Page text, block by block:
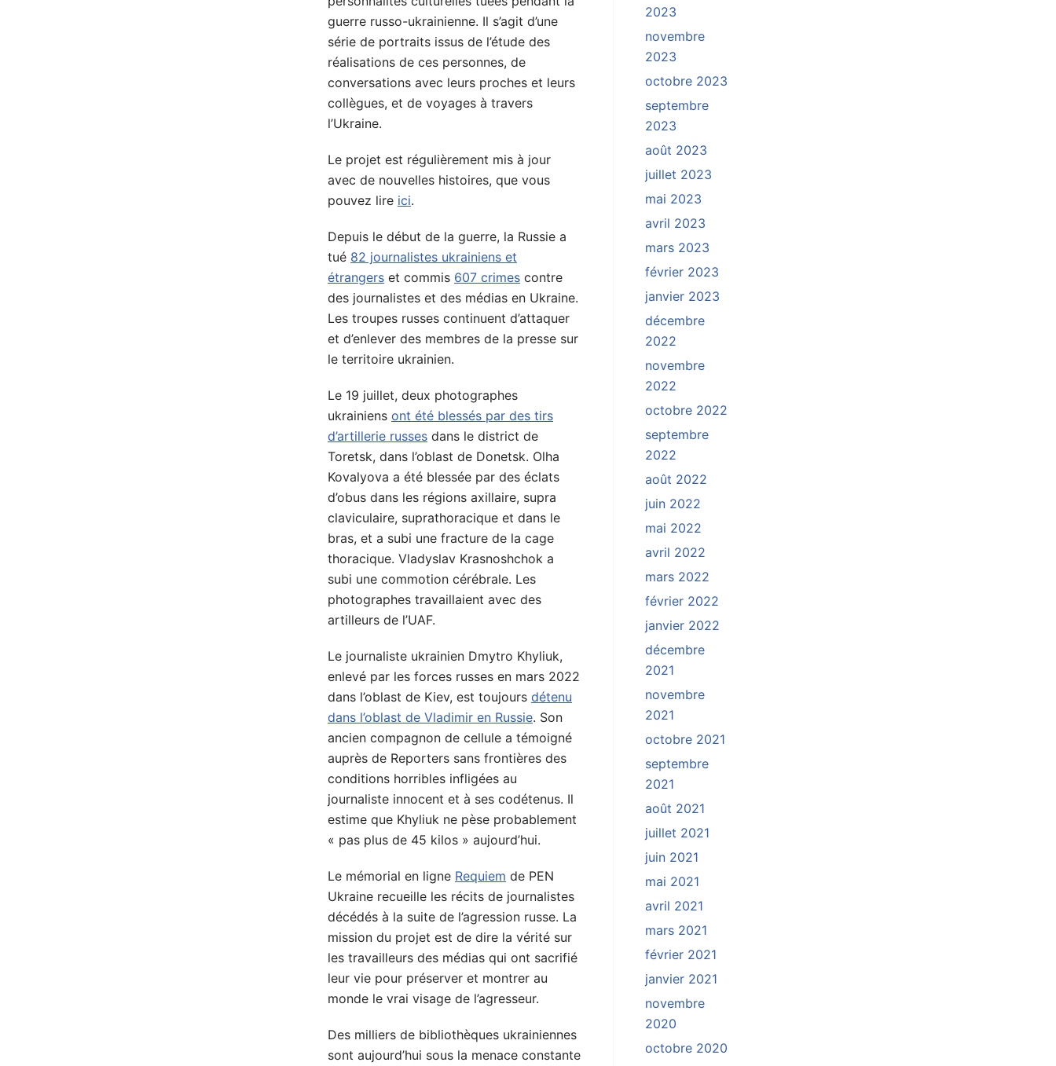
guerre russo-ukrainienne. Il s’agit d’une
série de portraits issus de l’étude des
réalisations de ces personnes, de
conversations avec leurs proches et leurs
collègues, et de voyages à travers
l’Ukraine.
Le projet est régulièrement mis à jour
avec de nouvelles histoires, que vous
pouvez lire ici.
Depuis le début de la guerre, la Russie a
tué 82 journalistes ukrainiens et
étrangers et commis 607 crimes contre
des journalistes et des médias en Ukraine.
Les troupes russes continuent d’attaquer
et d’enlever des membres de la presse sur
le territoire ukrainien.
Le 19 juillet, deux photographes
ukrainiens ont été blessés par des tirs
d’artillerie russes dans le district de
Toretsk, dans l’oblast de Donetsk. Olha
Kovalyova a été blessée par des éclats
d’obus dans les régions axillaire, supra
claviculaire, suprathoracique et dans le
bras, et a subi une fracture de la cage
thoracique. Vladyslav Krasnoshchok a
subi une commotion cérébrale. Les
photographes travaillaient avec des
artilleurs de l’UAF.
Le journaliste ukrainien Dmytro Khyliuk,
enlevé par les forces russes en mars 2022
dans l’oblast de Kiev, est toujours détenu
dans l’oblast de Vladimir en Russie. Son
ancien compagnon de cellule a témoigné
auprès de Reporters sans frontières des
conditions horribles infligées au
journaliste innocent et à ses codétenus. Il
estime que Khyliuk ne pèse probablement
« pas plus de 45 kilos » aujourd’hui.
Le mémorial en ligne Requiem de PEN
Ukraine recueille les récits de journalistes
décédés à la suite de l’agression russe. La
mission du projet est de dire la vérité sur
les travailleurs des médias qui ont sacrifié
leur vie pour préserver et montrer au
monde le vrai visage de l’agresseur.
Des milliers de bibliothèques ukrainiennes
sont aujourd’hui sous la menace constante
2023
novembre
2023
octobre 2023
septembre
2023
août 2023
juillet 2023
mai 2023
avril 2023
mars 2023
février 2023
janvier 2023
décembre
2022
novembre
2022
octobre 2022
septembre
2022
août 2022
juin 2022
mai 2022
avril 2022
mars 2022
février 2022
janvier 2022
décembre
2021
novembre
2021
octobre 2021
septembre
2021
août 2021
juillet 2021
juin 2021
mai 2021
avril 2021
mars 2021
février 2021
janvier 2021
novembre
2020
octobre 2020